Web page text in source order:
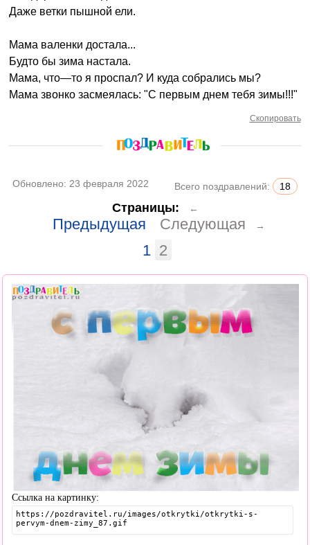
Даже ветки пышной ели.
Мама валенки достала...
Будто бы зима настала.
Мама, что—то я проспал? И куда собрались мы?
Мама звонко засмеялась: "С первым днем тебя зимы!!!"
Скопировать
Обновлено: 23 февраля 2022 Всего поздравлений: 18
Страницы: ←
Предыдущая Следующая →
1 2
Ссылка на картинку: